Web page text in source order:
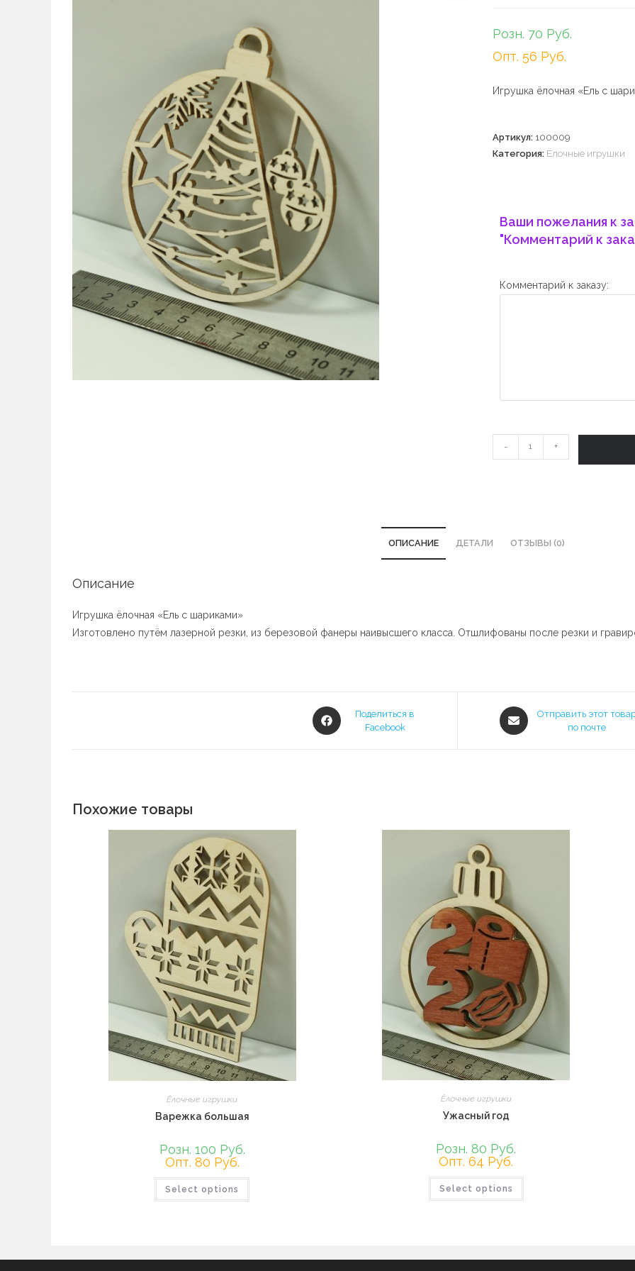
Розн. 70 Руб.
Опт. 56 Руб.
Игрушка ёлочная «Ель с
Артикул: 100009
Категория: Ёлочные игрушки
Ваши пожелания к
"Комментарий к
Комментарий к заказу:
Количество
Ель
- +
ОПИСАНИЕ ДЕТАЛИ ОТЗЫВЫ (0)
Описание
Игрушка ёлочная «Ель с шариками»
Изготовлено путём лазерной резки, из березовой фанеры наивысшего класса. Отшлифованы после резки и
Открывается
в
Поделиться в
Facebook
Открывается
в
Отправить этот
по почте
Похожие товары
Ёлочные игрушки
Варежка большая
Розн. 100 Руб.
Опт. 80 Руб.
Select options
Ёлочные игрушки
Ужасный год
Розн. 80 Руб.
Опт. 64 Руб.
Select options